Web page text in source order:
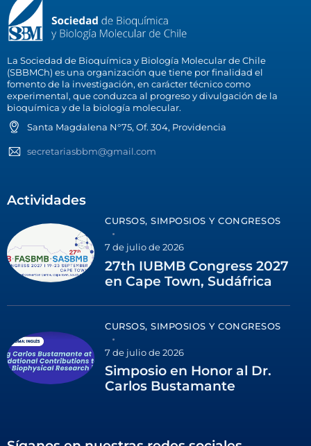
La Sociedad de Bioquímica y Biología Molecular de Chile
(SBBMCh) es una organización que tiene por finalidad el
fomento de la investigación, en carácter técnico como
experimental, que conduzca al progreso y divulgación de la
bioquímica y de la biología molecular.
Santa Magdalena N°75, Of. 304, Providencia
secretariasbbm@gmail.com
Actividades
CURSOS, SIMPOSIOS Y CONGRESOS
7 de julio de 2026
27th IUBMB Congress 2027
en Cape Town, Sudáfrica
CURSOS, SIMPOSIOS Y CONGRESOS
7 de julio de 2026
Simposio en Honor al Dr.
Carlos Bustamante